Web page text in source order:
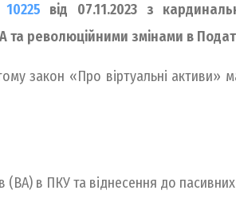
від 07.11.2023 з
та революційними змінами в
закон «Про віртуальні активи»
(ВА) в ПКУ та віднесення до